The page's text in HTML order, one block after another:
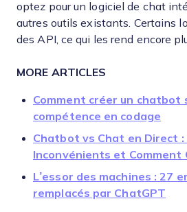
optez pour un logiciel de chat
autres outils existants. Certains
des API, ce qui les rend encore
MORE ARTICLES
Comment créer un chatbot
compétence en codage
Chatbot vs Chat en Direct
Inconvénients et Comment
L’essor des machines : 27
remplacés par ChatGPT